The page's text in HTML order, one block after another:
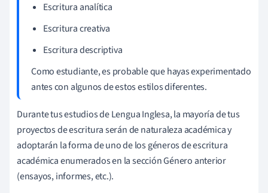
Escritura analítica
Escritura creativa
Escritura descriptiva
Como estudiante, es probable que hayas experimentado
antes con algunos de estos estilos diferentes.
Durante tus estudios de Lengua Inglesa, la mayoría de tus
proyectos de escritura serán de naturaleza académica y
adoptarán la forma de uno de los géneros de escritura
académica enumerados en la sección Género anterior
(ensayos, informes, etc.).